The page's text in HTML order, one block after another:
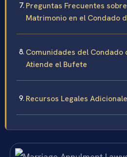
Preguntas Frecuentes
Matrimonio en el Condado
Comunidades del Condado
Atiende el Bufete
Recursos Legales